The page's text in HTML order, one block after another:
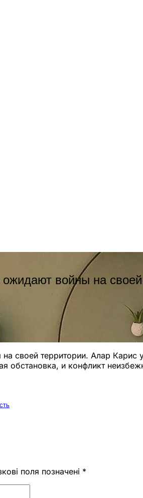
войны на
своей территории. Алар Карис
обстановка, и конфликт
поля позначені *